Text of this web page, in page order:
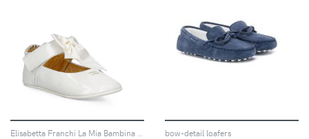
bow-detail loafers